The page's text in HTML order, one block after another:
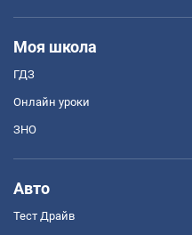
Моя школа
ГДЗ
Онлайн уроки
ЗНО
Авто
Тест Драйв